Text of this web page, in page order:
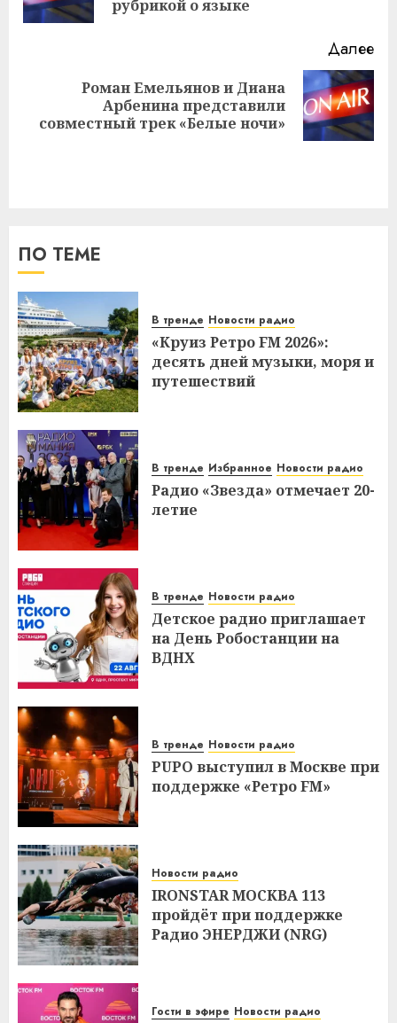
рубрикой о языке
Далее
Следующая
запись:
Роман Емельянов и Диана
Арбенина представили
совместный трек «Белые ночи»
ПО ТЕМЕ
В тренде Новости радио
«Круиз Ретро FM 2026»:
десять дней музыки, моря и
путешествий
В тренде Избранное Новости радио
Радио «Звезда» отмечает 20-
летие
В тренде Новости радио
Детское радио приглашает
на День Робостанции на
ВДНХ
В тренде Новости радио
PUPO выступил в Москве при
поддержке «Ретро FM»
Новости радио
IRONSTAR МОСКВА 113
пройдёт при поддержке
Радио ЭНЕРДЖИ (NRG)
Гости в эфире Новости радио